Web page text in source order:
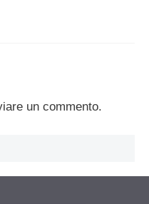
un commento.